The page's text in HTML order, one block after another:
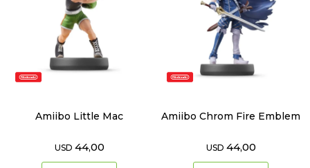
Amiibo Little Mac
USD 44,00
Amiibo Chrom Fire Emblem
USD 44,00